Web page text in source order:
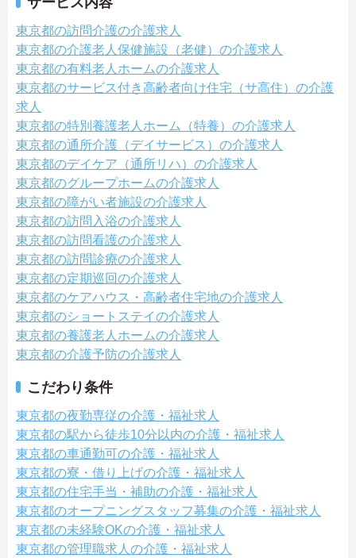
東京都の訪問介護の介護求人
東京都の介護老人保健施設（老健）の介護求人
東京都の有料老人ホームの介護求人
東京都のサービス付き高齢者向け住宅（サ高住）の介護
求人
東京都の特別養護老人ホーム（特養）の介護求人
東京都の通所介護（デイサービス）の介護求人
東京都のデイケア（通所リハ）の介護求人
東京都のグループホームの介護求人
東京都の障がい者施設の介護求人
東京都の訪問入浴の介護求人
東京都の訪問看護の介護求人
東京都の訪問診療の介護求人
東京都の定期巡回の介護求人
東京都のケアハウス・高齢者住宅地の介護求人
東京都のショートステイの介護求人
東京都の養護老人ホームの介護求人
東京都の介護予防の介護求人
こだわり条件
東京都の夜勤専従の介護・福祉求人
東京都の駅から徒歩10分以内の介護・福祉求人
東京都の車通勤可の介護・福祉求人
東京都の寮・借り上げの介護・福祉求人
東京都の住宅手当・補助の介護・福祉求人
東京都のオープニングスタッフ募集の介護・福祉求人
東京都の未経験OKの介護・福祉求人
東京都の管理職求人の介護・福祉求人